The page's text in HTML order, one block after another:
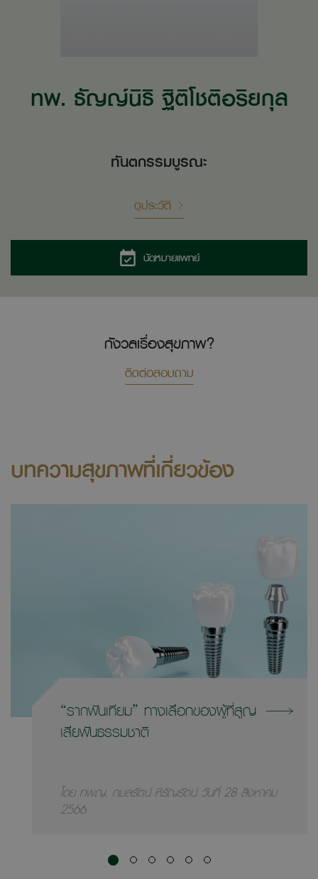
ทพ. ธัญญ์นิธิ ฐิติโชติอริยกุล
ทันตกรรมบูรณะ
ดูประวัติ
นัดหมายแพทย์
กังวลเรื่องสุขภาพ?
ติดต่อสอบถาม
บทความสุขภาพที่เกี่ยวข้อง
“รากฟันเทียม” ทางเลือกของผู้ที่สูญ
เสียฟันธรรมชาติ
โดย ทพญ. กมลรัตน์ หิรัญรัตน์ วันที่ 28 สิงหาคม
2566